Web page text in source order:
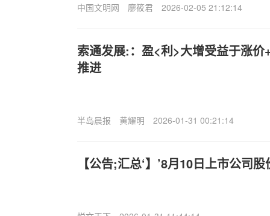
中国文明网 廖筱君 2026-02-05 21:12:14
索通发展:：盈<利>大增受益于涨
推进
半岛晨报 黄耀明 2026-01-31 00:21:14
【公告;汇总‘】’8月10日上市公司